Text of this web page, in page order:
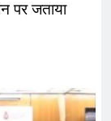
पर जताया